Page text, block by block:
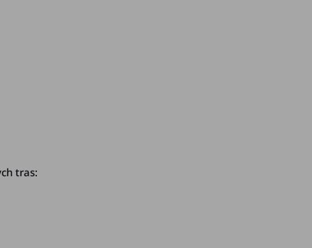
tras: